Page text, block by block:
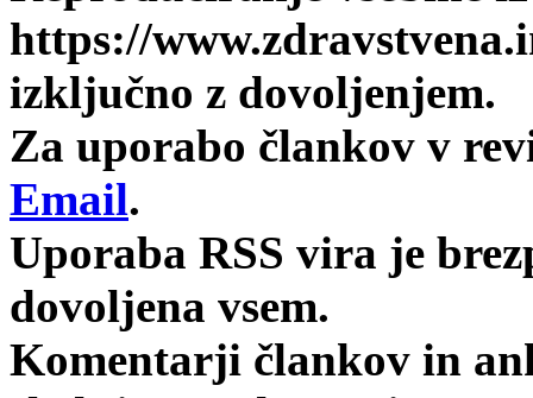
https://
izključno z dovoljenjem.
Za uporabo člankov v
Email.
Uporaba RSS vira je
dovoljena vsem.
Komentarji člankov in